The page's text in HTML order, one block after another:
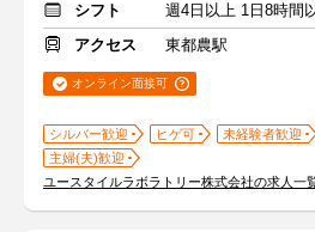
シフト
週4日以上 1日8時間
アクセス
東都農駅
オンライン面接可
シルバー歓迎 ヒゲ可 未経験者歓迎
主婦(夫)歓迎
ユースタイルラボラトリー株式会社の求人一